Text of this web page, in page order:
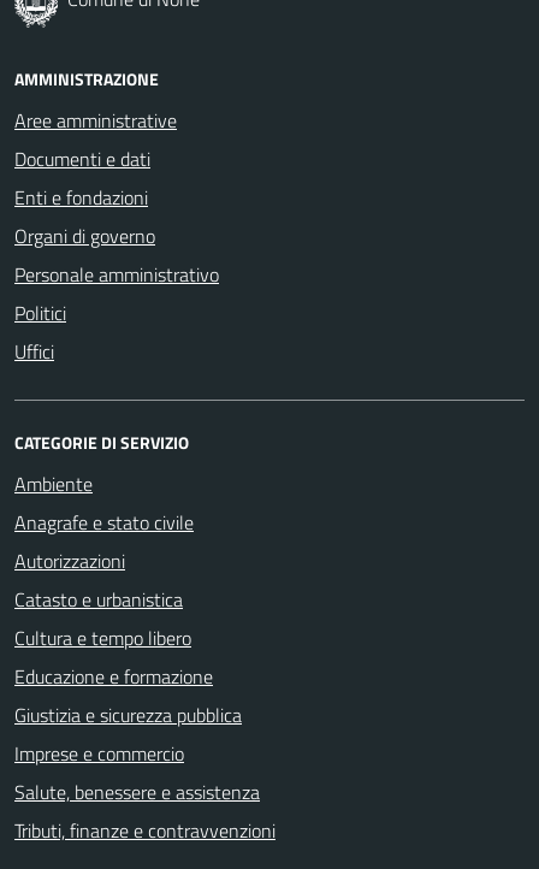
AMMINISTRAZIONE
Aree amministrative
Documenti e dati
Enti e fondazioni
Organi di governo
Personale amministrativo
Politici
Uffici
CATEGORIE DI SERVIZIO
Ambiente
Anagrafe e stato civile
Autorizzazioni
Catasto e urbanistica
Cultura e tempo libero
Educazione e formazione
Giustizia e sicurezza pubblica
Imprese e commercio
Salute, benessere e assistenza
Tributi, finanze e contravvenzioni